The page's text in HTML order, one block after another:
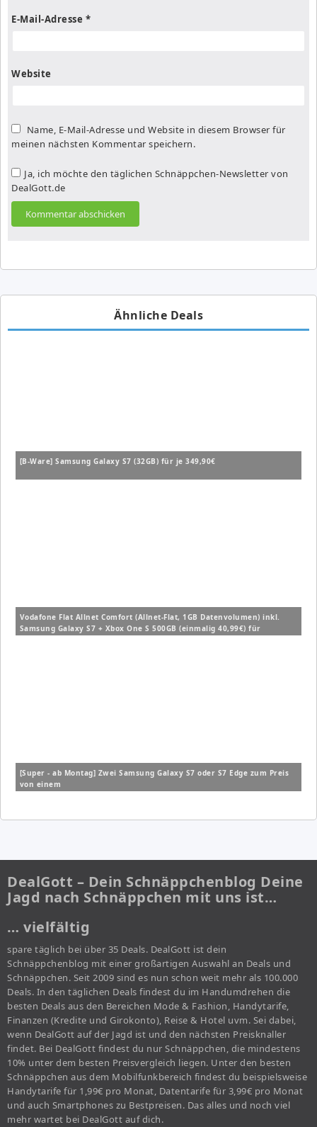
E-Mail-Adresse *
Website
Name, E-Mail-Adresse und Website in diesem Browser für
meinen nächsten Kommentar speichern.
Ja, ich möchte den täglichen Schnäppchen-Newsletter von
DealGott.de
Ähnliche Deals
[B-Ware] Samsung Galaxy S7 (32GB) für je 349,90€
Vodafone Flat Allnet Comfort (Allnet-Flat, 1GB Datenvolumen) inkl.
Samsung Galaxy S7 + Xbox One S 500GB (einmalig 40,99€) für
[Super - ab Montag] Zwei Samsung Galaxy S7 oder S7 Edge zum Preis
von einem
DealGott – Dein Schnäppchenblog Deine
Jagd nach Schnäppchen mit uns ist…
… vielfältig
spare täglich bei über 35 Deals. DealGott ist dein
Schnäppchenblog mit einer großartigen Auswahl an Deals und
Schnäppchen. Seit 2009 sind es nun schon weit mehr als 100.000
Deals. In den täglichen Deals findest du im Handumdrehen die
besten Deals aus den Bereichen Mode & Fashion, Handytarife,
Finanzen (Kredite und Girokonto), Reise & Hotel uvm. Sei dabei,
wenn DealGott auf der Jagd ist und den nächsten Preisknaller
findet. Bei DealGott findest du nur Schnäppchen, die mindestens
10% unter dem besten Preisvergleich liegen. Unter den besten
Schnäppchen aus dem Mobilfunkbereich findest du beispielsweise
Handytarife für 1,99€ pro Monat, Datentarife für 3,99€ pro Monat
und auch Smartphones zu Bestpreisen. Das alles und noch viel
mehr wartet bei DealGott auf dich.